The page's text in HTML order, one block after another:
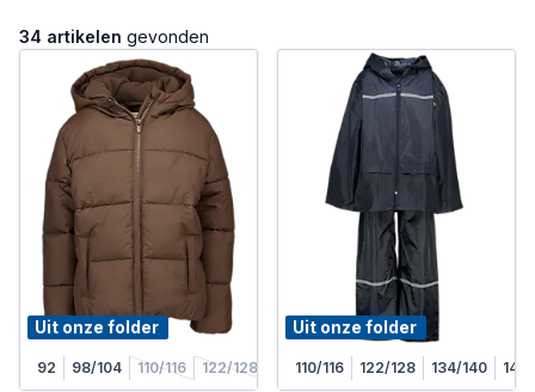
34 artikelen gevonden
Uit onze folder
92 98/104 110/116 122/128
Uit onze folder
110/116 122/128 134/140